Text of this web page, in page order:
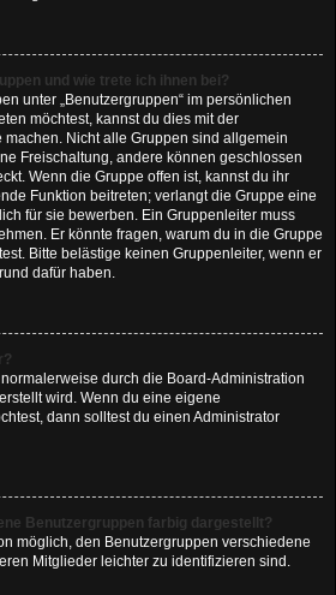
und wie trete ich ihnen bei?
unter „Benutzergruppen“ im persönlichen
möchtest, kannst du dies mit der
Nicht alle Gruppen sind allgemein
Freischaltung, andere können geschlossen
Wenn die Gruppe offen ist, kannst du ihr
Funktion beitreten; verlangt die Gruppe eine
für sie bewerben. Ein Gruppenleiter muss
Er könnte fragen, warum du in die Gruppe
Bitte belästige keinen Gruppenleiter, wenn er
dafür haben.
durch die Board-Administration
wird. Wenn du eine eigene
dann solltest du einen Administrator
Benutzergruppen farbig dargestellt?
möglich, den Benutzergruppen verschiedene
Mitglieder leichter zu identifizieren sind.